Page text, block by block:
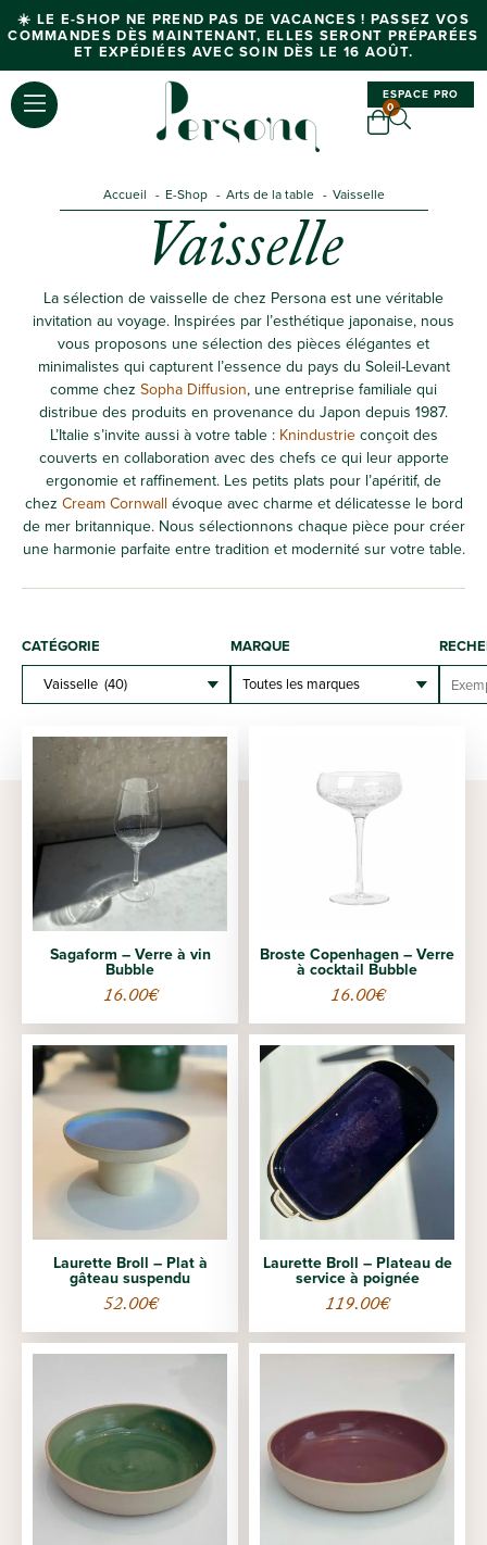
☀️ LE E-SHOP NE PREND PAS DE VACANCES ! PASSEZ VOS
COMMANDES DÈS MAINTENANT, ELLES SERONT PRÉPARÉES
ET EXPÉDIÉES AVEC SOIN DÈS LE 16 AOÛT.
ESPACE PRO
0
Accueil E-Shop Arts de la table Vaisselle
Vaisselle
La sélection de vaisselle de chez Persona est une véritable
invitation au voyage. Inspirées par l’esthétique japonaise, nous
vous proposons une sélection des pièces élégantes et
minimalistes qui capturent l’essence du pays du Soleil-Levant
comme chez Sopha Diffusion, une entreprise familiale qui
distribue des produits en provenance du Japon depuis 1987.
L’Italie s’invite aussi à votre table : Knindustrieconçoit des
couverts en collaboration avec des chefs ce qui leur apporte
ergonomie et raffinement. Les petits plats pour l’apéritif, de
chez Cream Cornwall évoque avec charme et délicatesse le bord
de mer britannique. Nous sélectionnons chaque pièce pour créer
une harmonie parfaite entre tradition et modernité sur votre table.
CATÉGORIE MARQUE
Sagaform – Verre à vin
Bubble
16.00€
Broste Copenhagen – Verre
à cocktail Bubble
16.00€
Laurette Broll – Plat à
gâteau suspendu
52.00€
Laurette Broll – Plateau de
service à poignée
119.00€